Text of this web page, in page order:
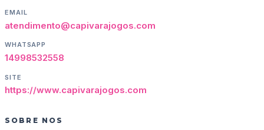
EMAIL
atendimento@capivarajogos.com
WHATSAPP
14998532558
SITE
https://www.capivarajogos.com
SOBRE NOS